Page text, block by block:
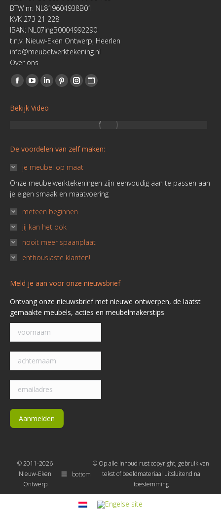
Over ons
Vind ons op:
Facebook
page
opens
in
new
YouTube
page
opens
in
new
Linkedin
page
opens
new
Pinterest
page
opens
new
Instagram
page
opens
new
Website
page
opens
new
Bekijk Video
je meubel op maat
Onze meubelwerktekeningen zijn eenvoudig aan te passen aan
meteen beginnen
jij kan het ook
nooit meer spaanplaat
enthousiaste klanten!
Meld je aan voor onze nieuwsbrief
Ontvang onze nieuwsbrief met nieuwe ontwerpen, de laatst
gemaakte meubels, acties en meubelmakerstips
Nieuw-Eken
Ontwerp